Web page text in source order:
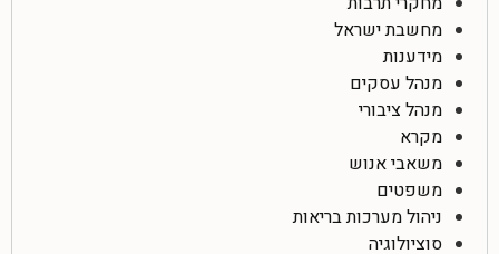
מחשבת ישראל
מידענות
מנהל עסקים
מנהל ציבורי
מקרא
משאבי אנוש
משפטים
ניהול מערכות בריאות
סוציולוגיה